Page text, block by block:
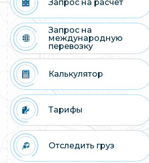
Запрос на расчет
Запрос на
международную
перевозку
Калькулятор
Тарифы
Отследить груз